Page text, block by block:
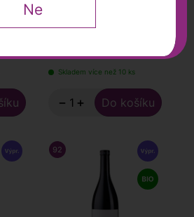
Skladem více než 10 ks
− +
92 FALSTAFF
Ne